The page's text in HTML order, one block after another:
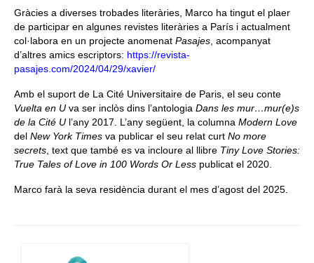
Gràcies a diverses trobades literàries, Marco ha tingut el plaer
de participar en algunes revistes literàries a París i actualment
col·labora en un projecte anomenat Pasajes , acompanyat
d’altres amics escriptors: https://revista-
pasajes.com/2024/04/29/xavier/
Amb el suport de La Cité Universitaire de Paris, el seu conte
Vuelta en U va ser inclòs dins l’antologia Dans les mur…mur(e)s
de la Cité U l’any 2017. L’any següent, la columna Modern Love
del New York Times va publicar el seu relat curt No more
secrets , text que també es va incloure al llibre Tiny Love Stories:
True Tales of Love in 100 Words Or Less publicat el 2020.
Marco farà la seva residència durant el mes d’agost del 2025.